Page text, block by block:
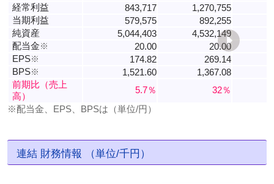
経常利益 843,717
1,270,755
当期利益
579,575
892,255
純資産
5,044,403 4,532,149
配当金※ 20.00
20.00
EPS※ 174.82
269.14
BPS※ 1,521.60 1,367.08
前期比（売上
高）
5.7％
32％
※配当金、EPS、BPSは（単位/円）
連結 財務情報 （単位/千円）